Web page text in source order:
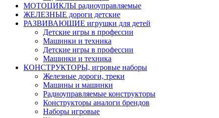
МОТОЦИКЛЫ радиоуправляемые
ЖЕЛЕЗНЫЕ дороги детские
РАЗВИВАЮЩИЕ игрушки для детей
Детские игры в профессии
Машинки и техника
Детские игры в профессии
Машинки и техника
КОНСТРУКТОРЫ, игровые наборы
Железные дороги, треки
Машины и машинки
Радиоуправляемые конструкторы
Конструкторы аналоги брендов
Наборы игровые